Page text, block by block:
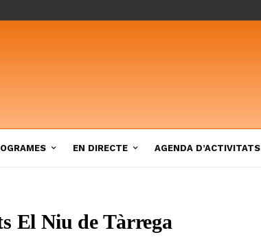
EN DIRECTE AGENDA D’ACTIVITATS
El Niu de Tàrrega